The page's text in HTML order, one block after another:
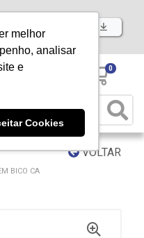
melhor
analisar
e
Cookies
Baixe já nosso APP
0
VOLTAR
BICO CA